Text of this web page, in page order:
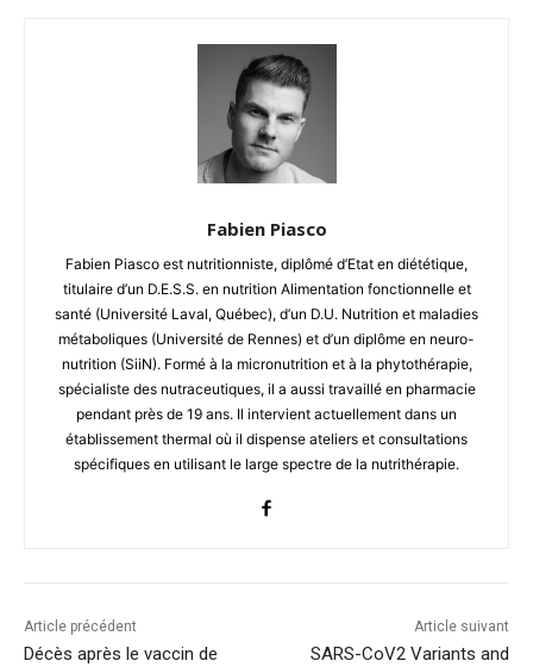
Fabien Piasco
Fabien Piasco est nutritionniste, diplômé d’Etat en diététique,
titulaire d’un D.E.S.S. en nutrition Alimentation fonctionnelle et
santé (Université Laval, Québec), d’un D.U. Nutrition et maladies
métaboliques (Université de Rennes) et d’un diplôme en neuro-
nutrition (SiiN). Formé à la micronutrition et à la phytothérapie,
spécialiste des nutraceutiques, il a aussi travaillé en pharmacie
pendant près de 19 ans. Il intervient actuellement dans un
établissement thermal où il dispense ateliers et consultations
spécifiques en utilisant le large spectre de la nutrithérapie.
Article précédent
Décès après le vaccin de
Article suivant
SARS-CoV2 Variants and